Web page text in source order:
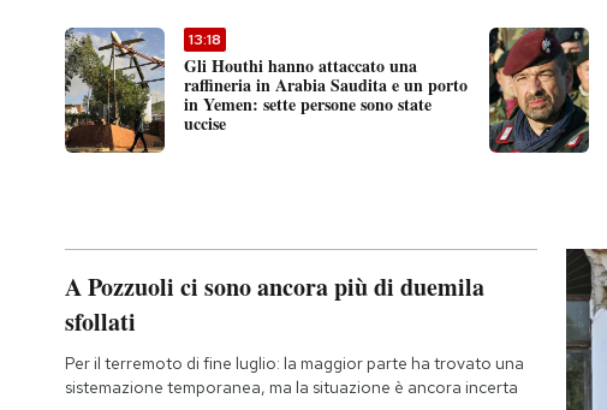
13:18
Gli Houthi hanno attaccato una
raffineria in Arabia Saudita e un porto
in Yemen: sette persone sono state
uccise
A Pozzuoli ci sono ancora più di duemila
sfollati
Per il terremoto di fine luglio: la maggior parte ha trovato una
sistemazione temporanea, ma la situazione è ancora incerta